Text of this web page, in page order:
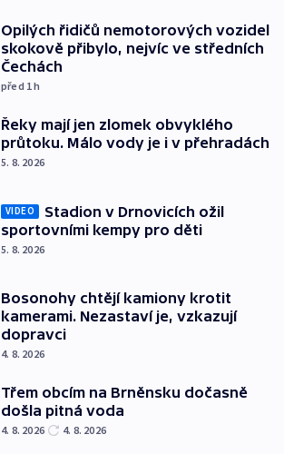
Opilých řidičů nemotorových vozidel
skokově přibylo, nejvíc ve středních
Čechách
před 1h
Řeky mají jen zlomek obvyklého
průtoku. Málo vody je i v přehradách
5. 8. 2026
VIDEO
Stadion v Drnovicích ožil
sportovními kempy pro děti
5. 8. 2026
Bosonohy chtějí kamiony krotit
kamerami. Nezastaví je, vzkazují
dopravci
4. 8. 2026
Třem obcím na Brněnsku dočasně
došla pitná voda
4. 8. 2026 4. 8. 2026